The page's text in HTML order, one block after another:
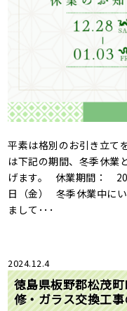
平素は格別のお引き立て
は下記の期間、冬季休業
げます。 休業期間：
日（金） 冬季休業中に
まして･･･
2024.12.4
徳島県板野郡松茂
修・ガラス交換工